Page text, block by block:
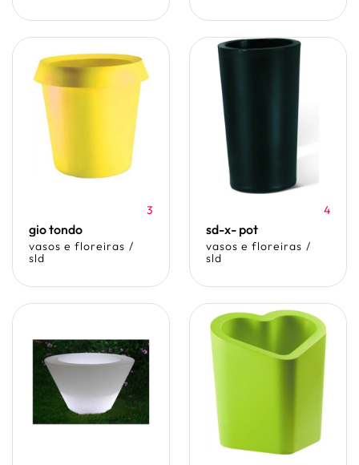
3
gio tondo
vasos e floreiras /
sld
4
sd-x- pot
vasos e floreiras /
sld